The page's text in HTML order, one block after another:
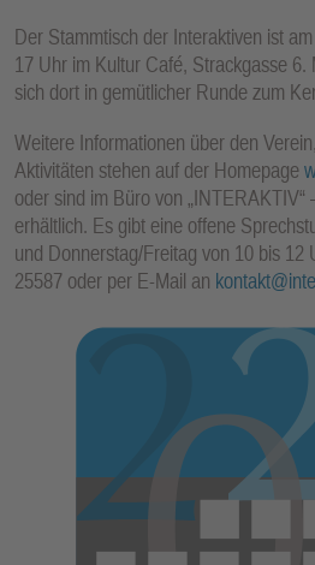
Der Stammtisch der Interaktiven ist
17 Uhr im Kultur Café, Strackgasse 6.
sich dort in gemütlicher Runde zum
Weitere Informationen über den
Aktivitäten stehen auf der Homepage
oder sind im Büro von
erhältlich. Es gibt eine offene
und Donnerstag/Freitag von 10 bis 12
25587 oder per E-Mail an